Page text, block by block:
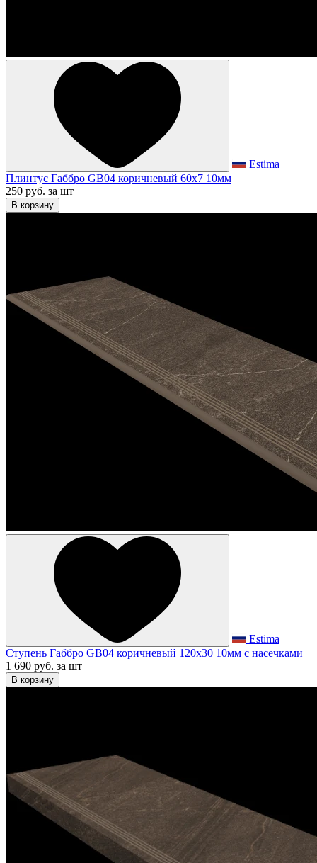
Estima
Плинтус Габбро GB04 коричневый 60x7 10мм
250 руб. за шт
В корзину
Estima
Ступень Габбро GB04 коричневый 120x30 10мм с насечками
1 690 руб. за шт
В корзину